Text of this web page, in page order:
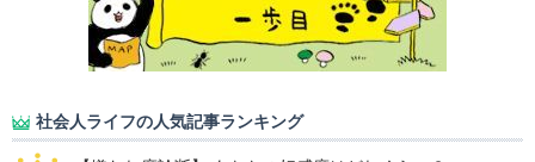
社会人ライフの人気記事ランキング